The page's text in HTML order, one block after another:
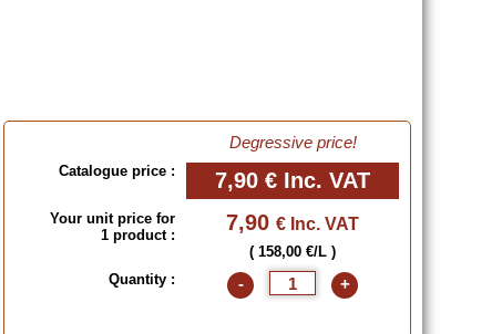
Degressive price!
Catalogue price : 7,90 € Inc. VAT
Your unit price for
1 product :
7,90 € Inc. VAT
( 158,00 €/L )
Quantity :
- +